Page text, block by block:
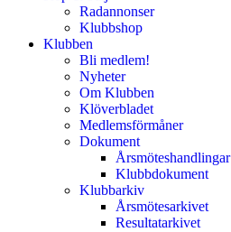
Radannonser
Klubbshop
Klubben
Bli medlem!
Nyheter
Om Klubben
Klöverbladet
Medlemsförmåner
Dokument
Årsmöteshandlingar
Klubbdokument
Klubbarkiv
Årsmötesarkivet
Resultatarkivet